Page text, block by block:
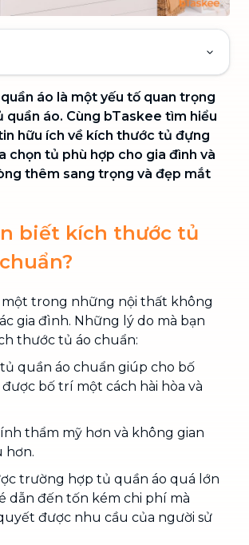
áo là một yếu tố quan trọng
quần áo. Cùng bTaskee tìm hiểu
hữu ích về kích thước tủ đựng
chọn tủ phù hợp cho gia đình và
thêm sang trọng và đẹp mắt
biết kích thước tủ
một trong những nội thất không
gia đình. Những lý do mà bạn
thước tủ áo chuẩn:
quần áo chuẩn giúp cho bố
bố trí một cách hài hòa và
thẩm mỹ hơn và không gian
hơn.
trường hợp tủ quần áo quá lớn
dẫn đến tốn kém chi phí mà
được nhu cầu của người sử